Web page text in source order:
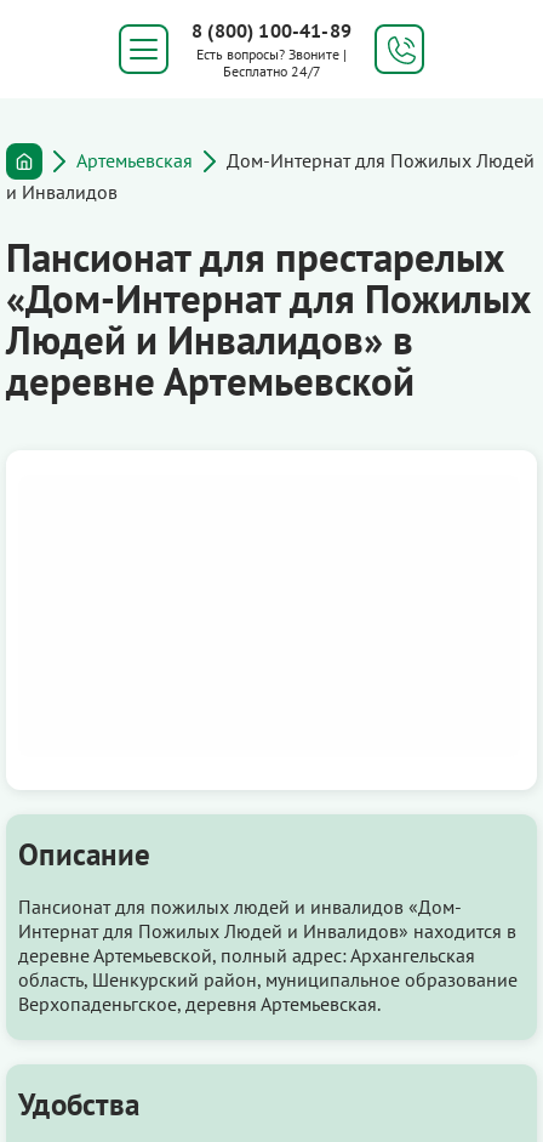
8 (800) 100-41-89
Есть вопросы? Звоните |
Бесплатно 24/7
Артемьевская
Дом-Интернат для Пожилых Людей
и Инвалидов
Пансионат для престарелых
«Дом-Интернат для Пожилых
Людей и Инвалидов» в
деревне Артемьевской
Описание
Пансионат для пожилых людей и инвалидов «Дом-
Интернат для Пожилых Людей и Инвалидов» находится в
деревне Артемьевской, полный адрес: Архангельская
область, Шенкурский район, муниципальное образование
Верхопаденьгское, деревня Артемьевская.
Удобства